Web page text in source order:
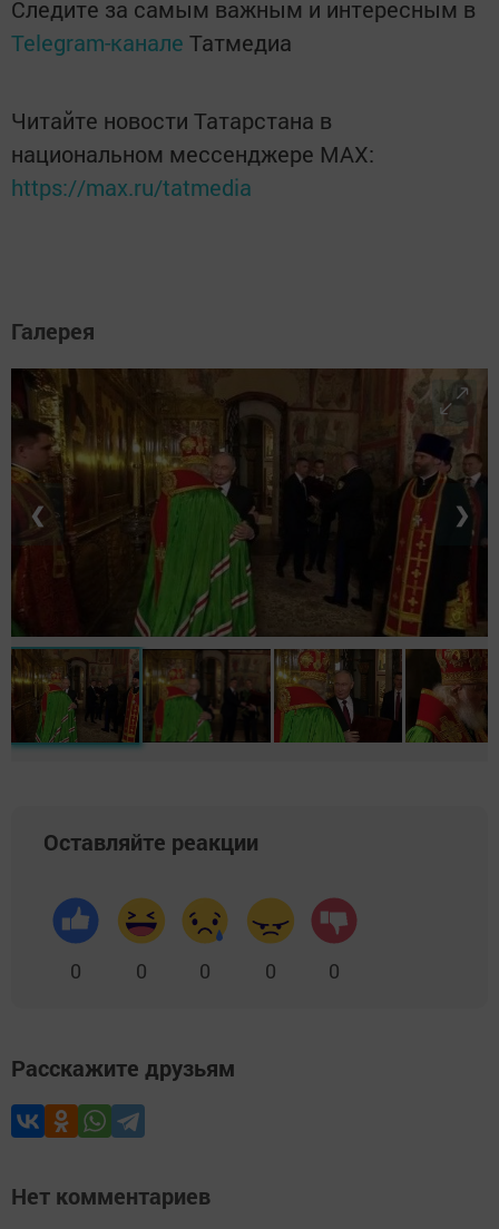
Следите за самым важным и интересным в
Telegram-канале Татмедиа
Читайте новости Татарстана в
национальном мессенджере MАХ:
https://max.ru/tatmedia
Галерея
❮ ❯
Оставляйте реакции
0 0 0 0 0
Расскажите друзьям
Нет комментариев